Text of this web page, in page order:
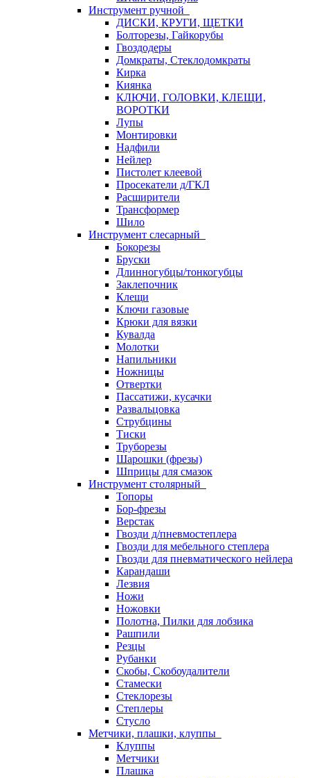
Инструмент ручной
ДИСКИ, КРУГИ, ЩЕТКИ
Болторезы, Гайкорубы
Гвоздодеры
Домкраты, Стеклодомкраты
Кирка
Киянка
КЛЮЧИ, ГОЛОВКИ, КЛЕЩИ,
ВОРОТКИ
Лупы
Монтировки
Надфили
Нейлер
Пистолет клеевой
Просекатели д/ГКЛ
Расширители
Трансформер
Шило
Инструмент слесарный
Бокорезы
Бруски
Длинногубцы/тонкогубцы
Заклепочник
Клещи
Ключи газовые
Крюки для вязки
Кувалда
Молотки
Напильники
Ножницы
Отвертки
Пассатижи, кусачки
Развальцовка
Струбцины
Тиски
Труборезы
Шарошки (фрезы)
Шприцы для смазок
Инструмент столярный
Топоры
Бор-фрезы
Верстак
Гвозди д/пневмостеплера
Гвозди для мебельного степлера
Гвозди для пневматического нейлера
Карандаши
Лезвия
Ножи
Ножовки
Полотна, Пилки для лобзика
Рашпили
Резцы
Рубанки
Скобы, Скобоудалители
Стамески
Стеклорезы
Степлеры
Стусло
Метчики, плашки, клуппы
Клуппы
Метчики
Плашка